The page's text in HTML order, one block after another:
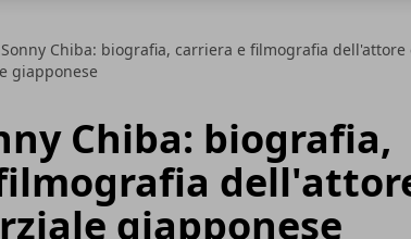
Chiba: biografia, carriera e filmografia dell'attore
giapponese
Chiba: biografia,
giapponese